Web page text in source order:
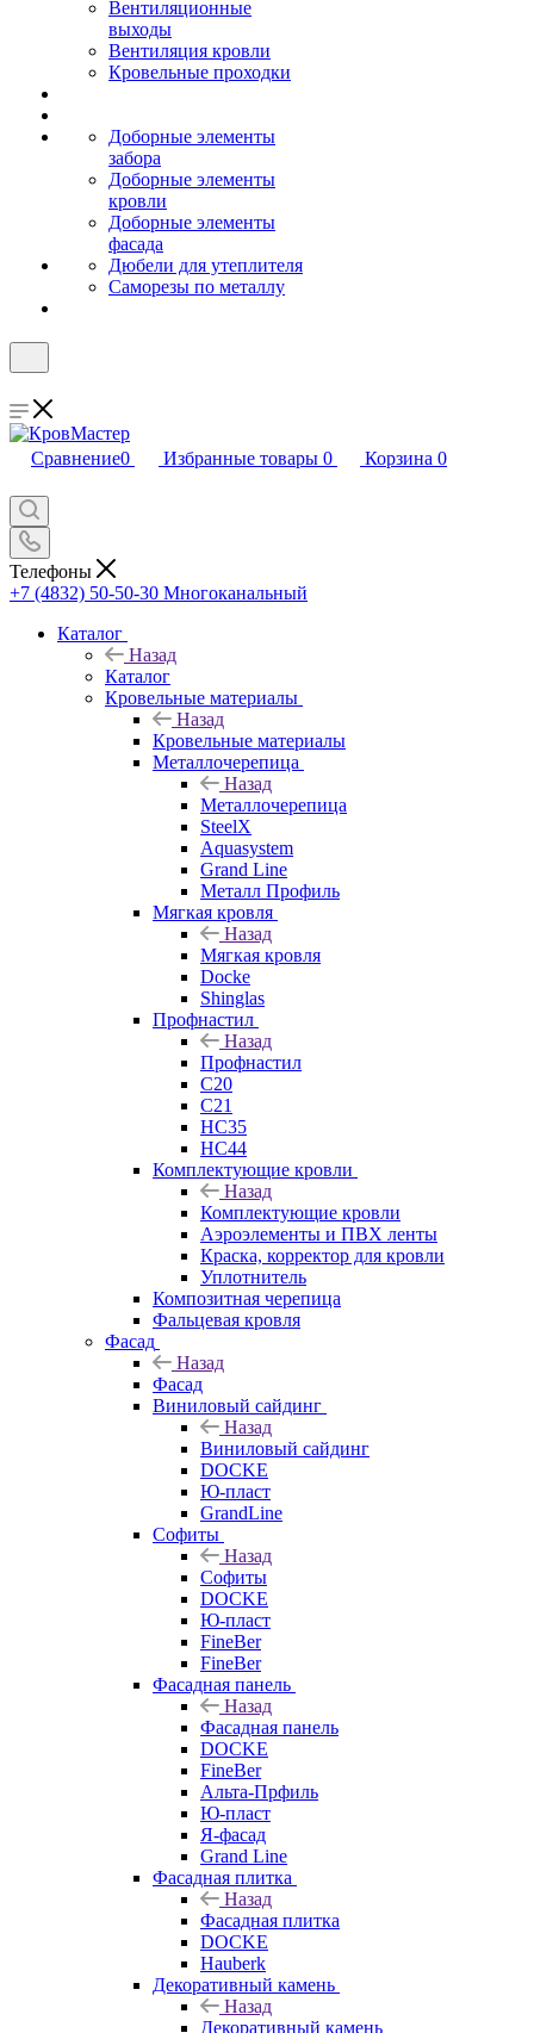
Вентиляционные
выходы
Вентиляция кровли
Кровельные проходки
Доборные элементы
забора
Доборные элементы
кровли
Доборные элементы
фасада
Дюбели для утеплителя
Саморезы по металлу
Сравнение0 Избранные товары 0 Корзина 0
Телефоны
+7 (4832) 50-50-30 Многоканальный
Каталог
Назад
Каталог
Кровельные материалы
Назад
Кровельные материалы
Металлочерепица
Назад
Металлочерепица
SteelX
Aquasystem
Grand Line
Металл Профиль
Мягкая кровля
Назад
Мягкая кровля
Docke
Shinglas
Профнастил
Назад
Профнастил
C20
C21
НС35
НС44
Комплектующие кровли
Назад
Комплектующие кровли
Аэроэлементы и ПВХ ленты
Краска, корректор для кровли
Уплотнитель
Композитная черепица
Фальцевая кровля
Фасад
Назад
Фасад
Виниловый сайдинг
Назад
Виниловый сайдинг
DOCKE
Ю-пласт
GrandLine
Софиты
Назад
Софиты
DOCKE
Ю-пласт
FineBer
FineBer
Фасадная панель
Назад
Фасадная панель
DOCKE
FineBer
Альта-Прфиль
Ю-пласт
Я-фасад
Grand Line
Фасадная плитка
Назад
Фасадная плитка
DOCKE
Hauberk
Декоративный камень
Назад
Декоративный камень